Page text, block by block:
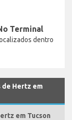
Terminal
dentro
Hertz em
em Tucson